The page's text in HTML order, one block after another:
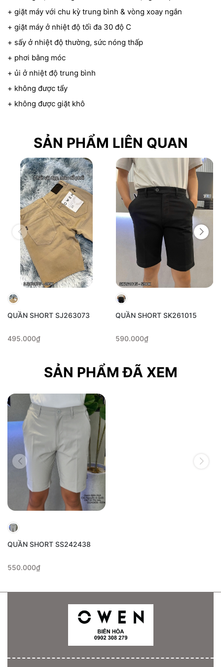
+ giặt máy với chu kỳ trung bình & vòng xoay ngắn
+ giặt máy ở nhiệt độ tối đa 30 độ C
+ sấy ở nhiệt độ thường, sức nóng thấp
+ phơi bằng móc
+ ủi ở nhiệt độ trung bình
+ không được tẩy
+ không được giặt khô
SẢN PHẨM LIÊN QUAN
QUẦN SHORT SJ263073
495.000₫
QUẦN SHORT SK261015
590.000₫
SẢN PHẨM ĐÃ XEM
QUẦN SHORT SS242438
550.000₫